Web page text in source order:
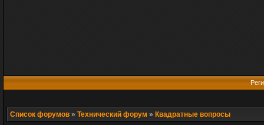
Список форумов » Технический форум » Квадратные вопросы